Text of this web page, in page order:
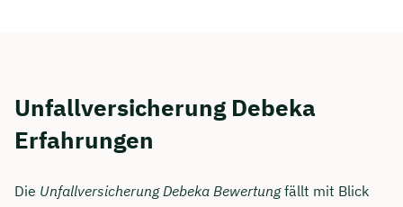
Unfallversicherung Debeka
Erfahrungen
Die Unfallversicherung Debeka Bewertungfällt mit Blick
Beratungsgespräch mit Jonas
Ubben sichern 🤝
Wir beraten dich Montag bis Freitag von 8 bis